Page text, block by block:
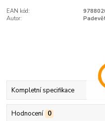
EAN kód:
Autor:
Kompletní specifikace
Hodnocení 0